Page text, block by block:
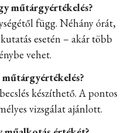
műtárgyértékelés?
függ. Néhány órát,
esetén – akár több
vehet.
készíthető. A pontos
vizsgálat ajánlott.